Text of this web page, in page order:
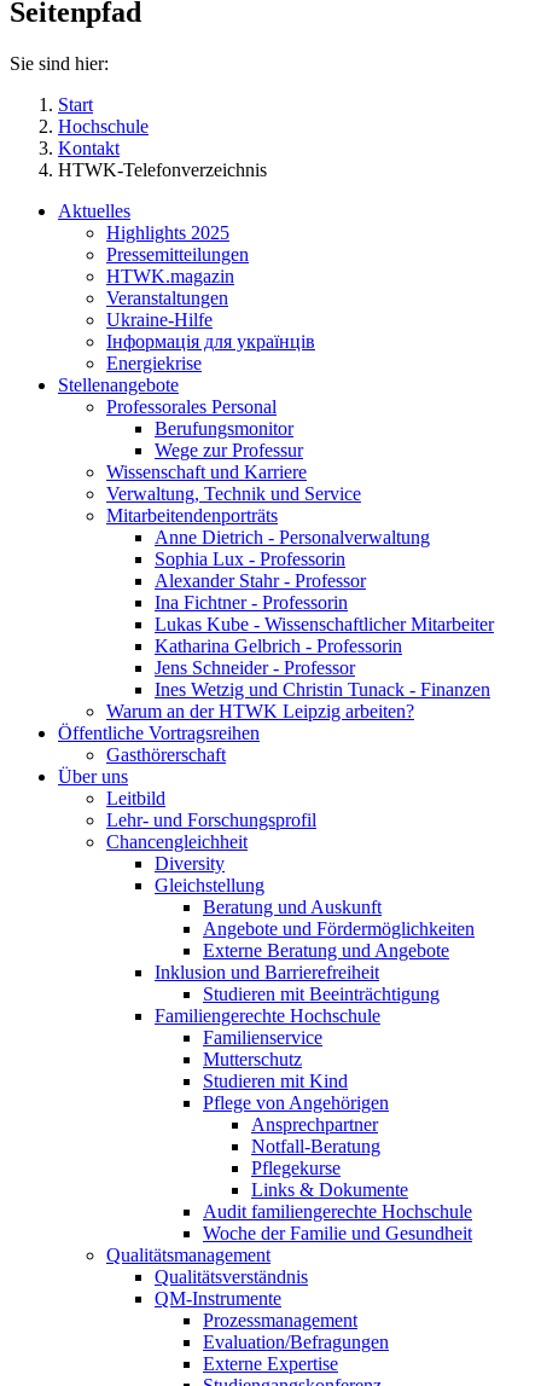
Seitenpfad
Sie sind hier:
Start
Hochschule
Kontakt
HTWK-Telefonverzeichnis
Aktuelles
Highlights 2025
Pressemitteilungen
HTWK.magazin
Veranstaltungen
Ukraine-Hilfe
Інформація для українців
Energiekrise
Stellenangebote
Professorales Personal
Berufungsmonitor
Wege zur Professur
Wissenschaft und Karriere
Verwaltung, Technik und Service
Mitarbeitendenporträts
Anne Dietrich - Personalverwaltung
Sophia Lux - Professorin
Alexander Stahr - Professor
Ina Fichtner - Professorin
Lukas Kube - Wissenschaftlicher Mitarbeiter
Katharina Gelbrich - Professorin
Jens Schneider - Professor
Ines Wetzig und Christin Tunack - Finanzen
Warum an der HTWK Leipzig arbeiten?
Öffentliche Vortragsreihen
Gasthörerschaft
Über uns
Leitbild
Lehr- und Forschungsprofil
Chancengleichheit
Diversity
Gleichstellung
Beratung und Auskunft
Angebote und Fördermöglichkeiten
Externe Beratung und Angebote
Inklusion und Barrierefreiheit
Studieren mit Beeinträchtigung
Familiengerechte Hochschule
Familienservice
Mutterschutz
Studieren mit Kind
Pflege von Angehörigen
Ansprechpartner
Notfall-Beratung
Pflegekurse
Links & Dokumente
Audit familiengerechte Hochschule
Woche der Familie und Gesundheit
Qualitätsmanagement
Qualitätsverständnis
QM-Instrumente
Prozessmanagement
Evaluation/Befragungen
Externe Expertise